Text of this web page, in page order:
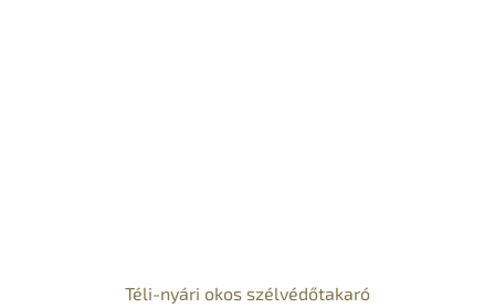
Téli-nyári okos szélvédőtakaró